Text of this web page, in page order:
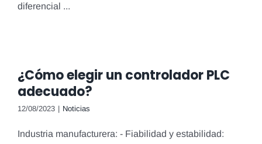
diferencial ...
¿Cómo elegir un controlador PLC
adecuado?
12/08/2023 | Noticias
Industria manufacturera: - Fiabilidad y estabilidad: